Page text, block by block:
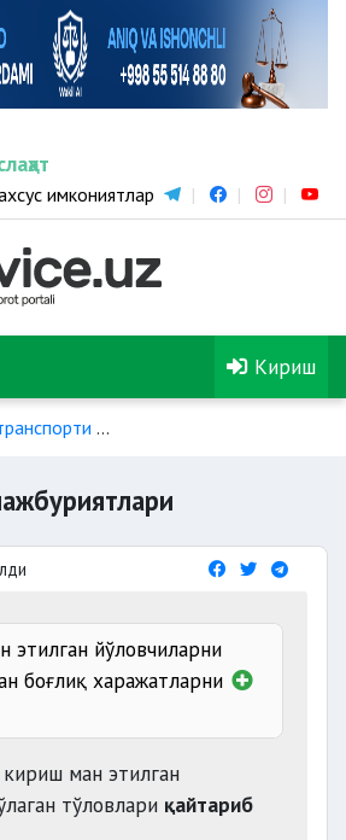
имкониятлар
Кириш
этилган йўловчиларни
боғлиқ харажатларни
ман этилганда
ман этилган
тўловлари қайтариб